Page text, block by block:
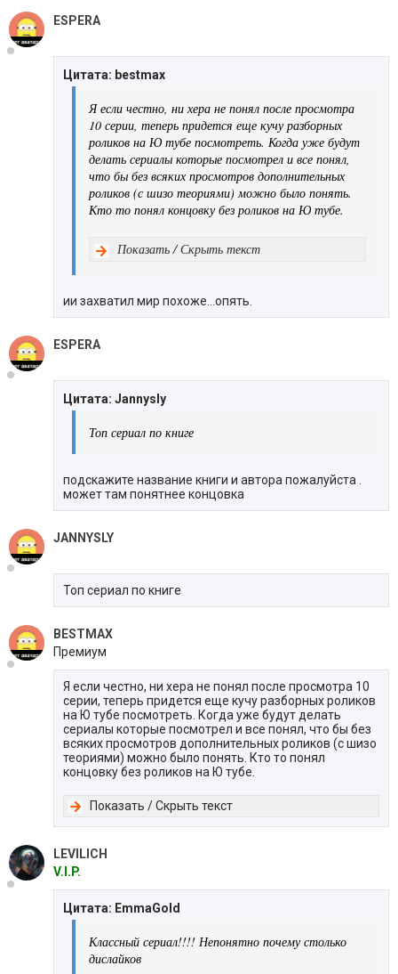
ESPERA
Цитата: bestmax
Я если честно, ни хера не понял после просмотра
10 серии, теперь придется еще кучу разборных
роликов на Ю тубе посмотреть. Когда уже будут
делать сериалы которые посмотрел и все понял,
что бы без всяких просмотров дополнительных
роликов (с шизо теориями) можно было понять.
Кто то понял концовку без роликов на Ю тубе.
Показать / Скрыть текст
ии захватил мир похоже...опять.
ESPERA
Цитата: Jannysly
Топ сериал по книге
подскажите название книги и автора пожалуйста .
может там понятнее концовка
JANNYSLY
Топ сериал по книге
BESTMAX
Премиум
Я если честно, ни хера не понял после просмотра 10
серии, теперь придется еще кучу разборных роликов
на Ю тубе посмотреть. Когда уже будут делать
сериалы которые посмотрел и все понял, что бы без
всяких просмотров дополнительных роликов (с шизо
теориями) можно было понять. Кто то понял
концовку без роликов на Ю тубе.
Показать / Скрыть текст
LEVILICH
V.I.P.
Цитата: EmmaGold
Классный сериал!!!! Непонятно почему столько
дислайков